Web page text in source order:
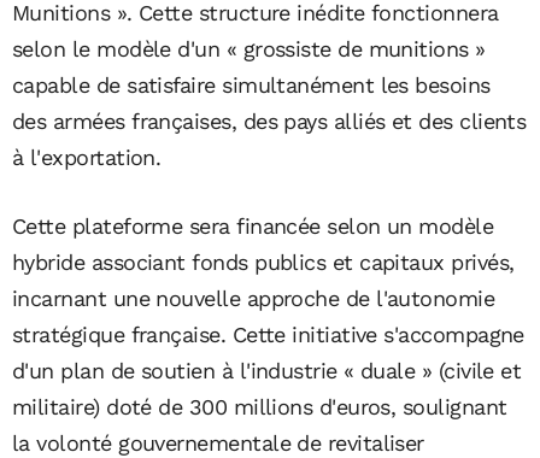
Munitions ». Cette structure inédite fonctionnera
selon le modèle d'un « grossiste de munitions »
capable de satisfaire simultanément les besoins
des armées françaises, des pays alliés et des clients
à l'exportation.
Cette plateforme sera financée selon un modèle
hybride associant fonds publics et capitaux privés,
incarnant une nouvelle approche de l'autonomie
stratégique française. Cette initiative s'accompagne
d'un plan de soutien à l'industrie « duale » (civile et
militaire) doté de 300 millions d'euros, soulignant
la volonté gouvernementale de revitaliser